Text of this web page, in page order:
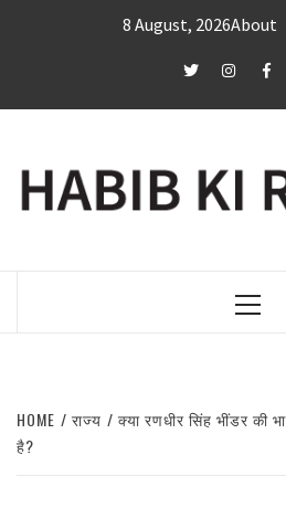
8 August, 2026About
twitterInstagram
HOME राज्य
क्या रणधीर सिंह भींडर की
है?